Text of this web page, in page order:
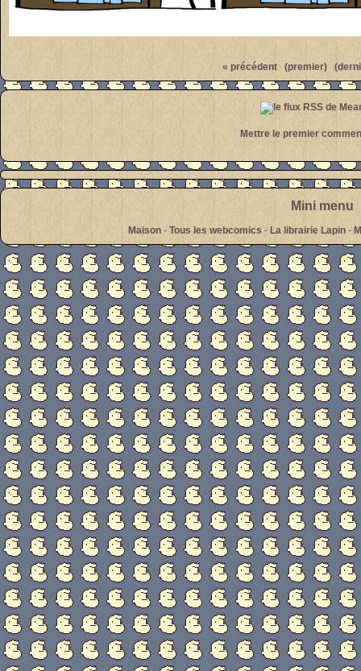
« précédent (premier)
Mettre le premier
Mini menu
Maison- Tous les webcomics - La librairie Lapin-